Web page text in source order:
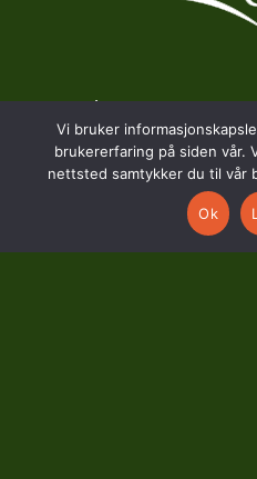
BESØKSADRESSE
Hostvedtveien 130
3618 Skollenborg
Vi bruker
brukererfaring på siden vår.
nettsted samtykker du til vår
Ok